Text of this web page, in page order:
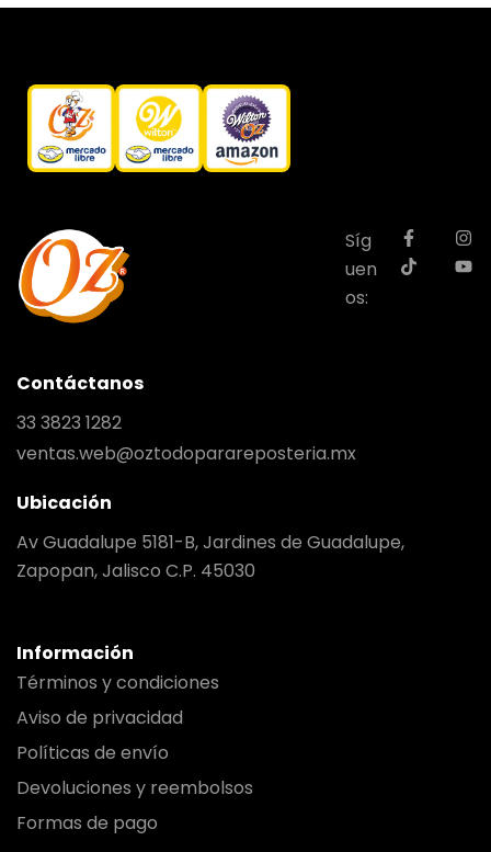
Síg
uen
os:
Contáctanos
33 3823 1282
ventas.web@oztodoparareposteria.mx
Ubicación
Av Guadalupe 5181-B, Jardines de Guadalupe,
Zapopan, Jalisco C.P. 45030
Información
Términos y condiciones
Aviso de privacidad
Políticas de envío
Devoluciones y reembolsos
Formas de pago